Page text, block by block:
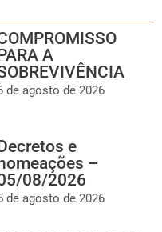
A
de agosto de 2026
e
–
08/2026
de agosto de 2026